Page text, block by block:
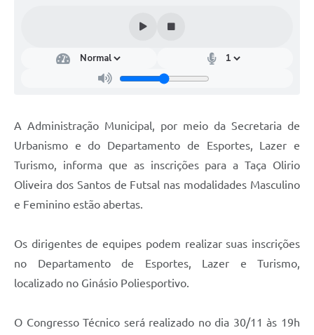
Editais
Links
Telefones Úteis
Agenda
A Administração Municipal, por meio da Secretaria de
Urbanismo e do Departamento de Esportes, Lazer e
Turismo, informa que as inscrições para a Taça Olirio
Oliveira dos Santos de Futsal nas modalidades Masculino
e Feminino estão abertas.
Os dirigentes de equipes podem realizar suas inscrições
no Departamento de Esportes, Lazer e Turismo,
localizado no Ginásio Poliesportivo.
O Congresso Técnico será realizado no dia 30/11 às 19h